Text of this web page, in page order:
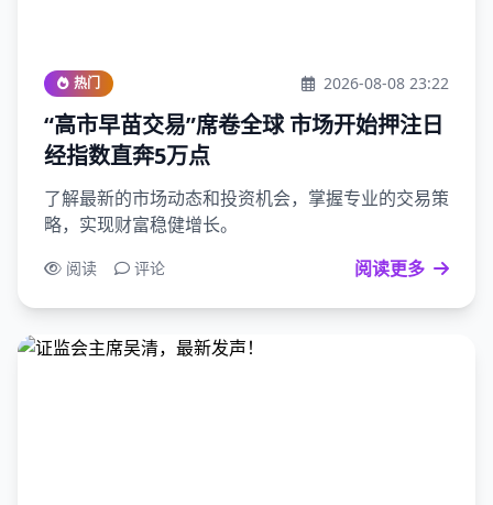
热门 2026-08-08 23:22
“高市早苗交易”席卷全球 市场开始押注日
经指数直奔5万点
了解最新的市场动态和投资机会，掌握专业的交易策
略，实现财富稳健增长。
阅读 评论 阅读更多